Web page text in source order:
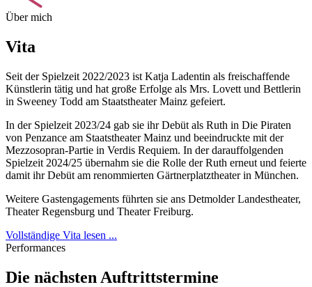
Über mich
Vita
Seit der Spielzeit 2022/2023 ist Katja Ladentin als freischaffende
Künstlerin tätig und hat große Erfolge als Mrs. Lovett und Bettlerin
in Sweeney Todd am Staatstheater Mainz gefeiert.
In der Spielzeit 2023/24 gab sie ihr Debüt als Ruth in Die Piraten
von Penzance am Staatstheater Mainz und beeindruckte mit der
Mezzosopran-Partie in Verdis Requiem. In der darauffolgenden
Spielzeit 2024/25 übernahm sie die Rolle der Ruth erneut und feierte
damit ihr Debüt am renommierten Gärtnerplatztheater in München.
Weitere Gastengagements führten sie ans Detmolder Landestheater,
Theater Regensburg und Theater Freiburg.
Vollständige Vita lesen ...
Performances
Die nächsten Auftrittstermine